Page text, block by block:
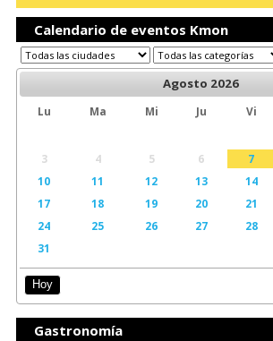
Calendario de eventos Kmon
Agosto 2026
Lu Ma Mi Ju Vi
3
4 5 6 7
10
11 12 13 14
17
18 19 20 21
24
25 26 27 28
31
Hoy
Gastronomía